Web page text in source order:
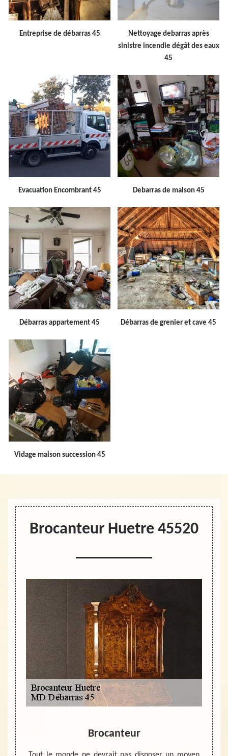
Entreprise de débarras 45
Nettoyage debarras après
sinistre incendie dégât des eaux
45
Evacuation Encombrant 45 Debarras de maison 45
Débarras appartement 45 Débarras de grenier et cave 45
Vidage maison succession 45
Brocanteur Huetre 45520
du
à
Brocanteur